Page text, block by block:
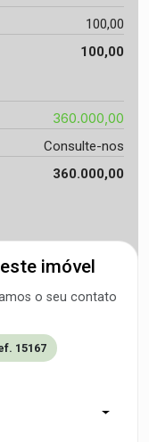
100,00
100,00
360.000,00
Consulte-nos
360.000,00
imóvel
o seu contato
15167